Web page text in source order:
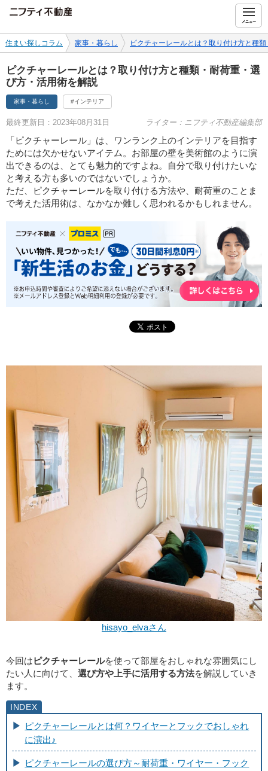
メニュー
住まい探しコラム 家事・暮らし ピクチャーレールとは？取り付け方と種
ピクチャーレールとは？取り付け方と種類・耐荷重・選
び方・活用術を解説
家事・暮らし #インテリア
最終更新日：2023年08月31日 ライター：ニフティ不動産編集部
「ピクチャーレール」は、ワンランク上のインテリアを目指す
ためには欠かせないアイテム。お部屋の壁を美術館のように演
出できるのは、とても魅力的ですよね。自分で取り付けたいな
と考える方も多いのではないでしょうか。
ただ、ピクチャーレールを取り付ける方法や、耐荷重のことま
で考えた活用術は、なかなか難しく思われるかもしれません。
hisayo_elvaさん
今回はピクチャーレールを使って部屋をおしゃれな雰囲気にし
たい人に向けて、 選び方や上手に活用する方法を解説していき
ます。
ピクチャーレールとは何？ワイヤーとフックでおしゃれ
に演出♪
ピクチャーレールの選び方～耐荷重・ワイヤー・フック